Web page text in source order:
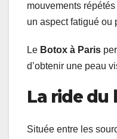
mouvements
un aspect fatigué ou
Le Botox à Paris
d’obtenir une peau
La ride du
Située entre les